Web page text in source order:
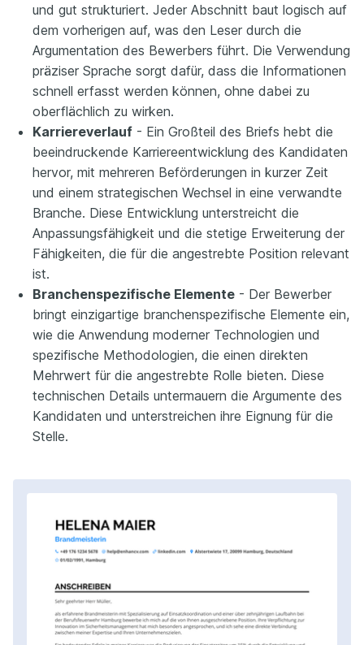
und gut strukturiert. Jeder Abschnitt baut logisch auf
dem vorherigen auf, was den Leser durch die
Argumentation des Bewerbers führt. Die Verwendung
präziser Sprache sorgt dafür, dass die Informationen
schnell erfasst werden können, ohne dabei zu
oberflächlich zu wirken.
Karriereverlauf - Ein Großteil des Briefs hebt die
beeindruckende Karriereentwicklung des Kandidaten
hervor, mit mehreren Beförderungen in kurzer Zeit
und einem strategischen Wechsel in eine verwandte
Branche. Diese Entwicklung unterstreicht die
Anpassungsfähigkeit und die stetige Erweiterung der
Fähigkeiten, die für die angestrebte Position relevant
ist.
Branchenspezifische Elemente - Der Bewerber
bringt einzigartige branchenspezifische Elemente ein,
wie die Anwendung moderner Technologien und
spezifische Methodologien, die einen direkten
Mehrwert für die angestrebte Rolle bieten. Diese
technischen Details untermauern die Argumente des
Kandidaten und unterstreichen ihre Eignung für die
Stelle.